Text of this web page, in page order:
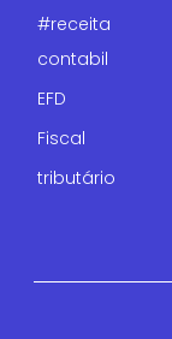
#receita
contabil
EFD
Fiscal
tributário